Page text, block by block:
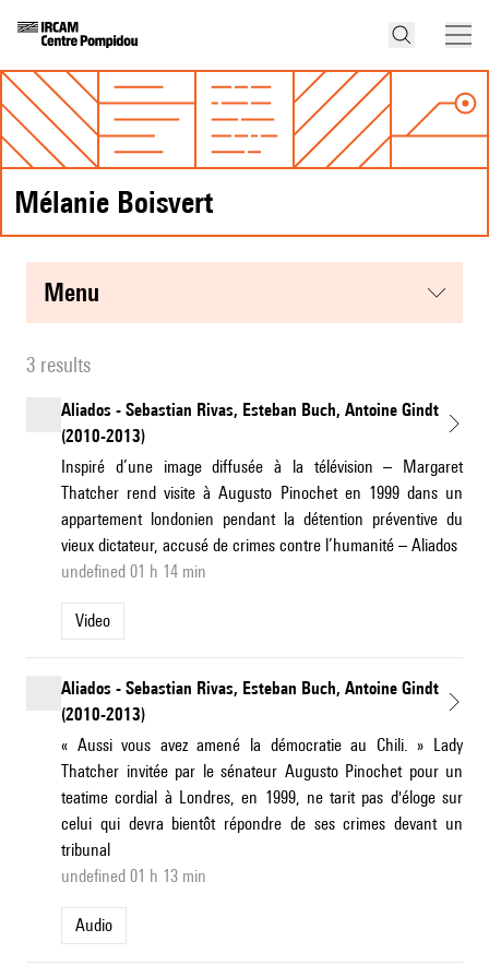
Mélanie Boisvert
menu
3 results
Aliados - Sebastian Rivas, Esteban Buch, Antoine Gindt
(2010-2013)
Inspiré d’une image diffusée à la télévision – Margaret
Thatcher rend visite à Augusto Pinochet en 1999 dans un
appartement londonien pendant la détention préventive du
vieux dictateur, accusé de crimes contre l’humanité – Aliados
undefined 01 h 14 min
Video
Aliados - Sebastian Rivas, Esteban Buch, Antoine Gindt
(2010-2013)
« Aussi vous avez amené la démocratie au Chili. » Lady
Thatcher invitée par le sénateur Augusto Pinochet pour un
teatime cordial à Londres, en 1999, ne tarit pas d'éloge sur
celui qui devra bientôt répondre de ses crimes devant un
tribunal
undefined 01 h 13 min
Audio